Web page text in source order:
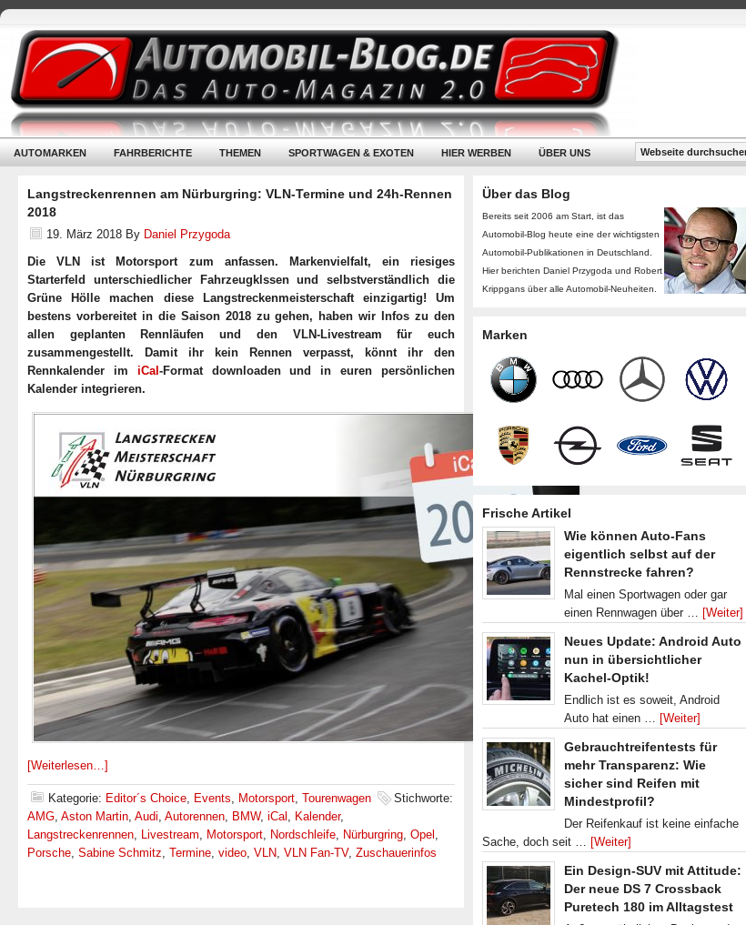
AUTOMARKEN FAHRBERICHTE THEMEN SPORTWAGEN & EXOTEN HIER WERBEN ÜBER UNS
Langstreckenrennen am Nürburgring: VLN-Termine und 24h-Rennen
2018
19. März 2018 By Daniel Przygoda
Die VLN ist Motorsport zum anfassen. Markenvielfalt, ein riesiges
Starterfeld unterschiedlicher Fahrzeugklssen und selbstverständlich die
Grüne Hölle machen diese Langstreckenmeisterschaft einzigartig! Um
bestens vorbereitet in die Saison 2018 zu gehen, haben wir Infos zu den
allen geplanten Rennläufen und den VLN-Livestream für euch
zusammengestellt. Damit ihr kein Rennen verpasst, könnt ihr den
Rennkalender im iCal -Format downloaden und in euren persönlichen
Kalender integrieren.
[Weiterlesen…]
Kategorie: Editor´s Choice, Events, Motorsport, Tourenwagen
Stichworte:
AMG, Aston Martin, Audi, Autorennen, BMW, iCal , Kalender,
Langstreckenrennen, Livestream, Motorsport, Nordschleife, Nürburgring, Opel ,
Porsche, Sabine Schmitz, Termine, video, VLN, VLN Fan-TV, Zuschauerinfos
Über das Blog
Bereits seit 2006 am Start, ist das
Automobil-Blog heute eine der wichtigsten
Automobil-Publikationen in Deutschland.
Hier berichten Daniel Przygoda und Robert
Krippgans über alle Automobil-Neuheiten.
Marken
Frische Artikel
Wie können Auto-Fans
eigentlich selbst auf der
Rennstrecke fahren?
Mal einen Sportwagen oder gar
einen Rennwagen über … [Weiter]
Neues Update: Android Auto
nun in übersichtlicher
Kachel-Optik!
Endlich ist es soweit, Android
Auto hat einen … [Weiter]
Gebrauchtreifentests für
mehr Transparenz: Wie
sicher sind Reifen mit
Mindestprofil?
Der Reifenkauf ist keine einfache
Sache, doch seit … [Weiter]
Ein Design-SUV mit Attitude:
Der neue DS 7 Crossback
Puretech 180 im Alltagstest